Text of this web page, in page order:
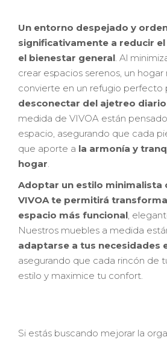
Un entorno despejado y
significativamente a reducir
el bienestar general. Al
crear espacios serenos, un hogar
convierte en un refugio perfecto
desconectar del ajetreo diario
medida de VIVOA están
espacio, asegurando que cada
que aporte a la armonía y
hogar.
Adoptar un estilo minimalista
VIVOA te permitirá
espacio más funcional,
Nuestros muebles a medida
adaptarse a tus necesidades
asegurando que cada rincón de
estilo y maximice tu confort.
Si estás buscando mejorar la